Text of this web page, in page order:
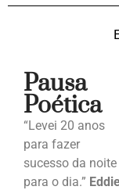
Pausa
Poética
“Levei 20 anos
para fazer
sucesso da noite
para o dia.”